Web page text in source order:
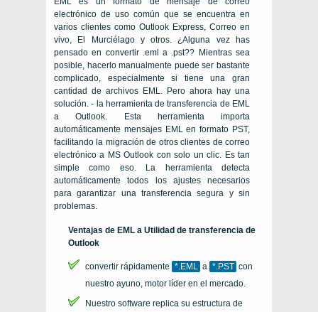
electrónico de uso común que se encuentra en
varios clientes como Outlook Express, Correo en
vivo, El Murciélago y otros. ¿Alguna vez has
pensado en convertir .eml a .pst?? Mientras sea
posible, hacerlo manualmente puede ser bastante
complicado, especialmente si tiene una gran
cantidad de archivos EML. Pero ahora hay una
solución. - la herramienta de transferencia de EML
a Outlook. Esta herramienta importa
automáticamente mensajes EML en formato PST,
facilitando la migración de otros clientes de correo
electrónico a MS Outlook con solo un clic. Es tan
simple como eso. La herramienta detecta
automáticamente todos los ajustes necesarios
para garantizar una transferencia segura y sin
problemas.
Ventajas de EML a Utilidad de transferencia de
Outlook
convertir rápidamente *.EML a *.PST con
nuestro ayuno, motor líder en el mercado.
Nuestro software replica su estructura de